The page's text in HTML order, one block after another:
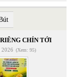
CHÍN TỚI
2026 (Xem: 95)